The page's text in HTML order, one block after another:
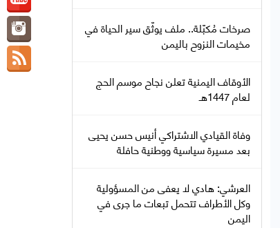
صرخات مُكبّلة.. ملف يوثّق سير الحياة في
مخيمات النزوح باليمن
الأوقاف اليمنية تعلن نجاح موسم الحج
لعام 1447هـ
وفاة القيادي الاشتراكي أنيس حسن يحيى
بعد مسيرة سياسية ووطنية حافلة
العرشي: هادي لا يعفى من المسؤولية
وكل الأطراف تتحمل تبعات ما جرى في
اليمن